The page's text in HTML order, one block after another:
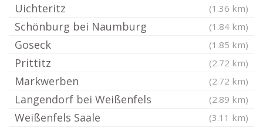
Uichteritz (1.36 km)
Schönburg bei Naumburg (1.84 km)
Goseck (1.85 km)
Prittitz (2.72 km)
Markwerben (2.72 km)
Langendorf bei Weißenfels (2.89 km)
Weißenfels Saale (3.11 km)